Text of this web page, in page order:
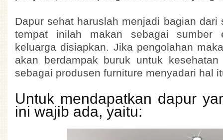
Dapur sehat haruslah menjadi bagian dari
tempat inilah makan sebagai sumber
keluarga disiapkan. Jika pengolahan
akan berdampak buruk untuk kesehatan
sebagai produsen furniture menyadari hal
Untuk mendapatkan dapur
ini wajib ada, yaitu: